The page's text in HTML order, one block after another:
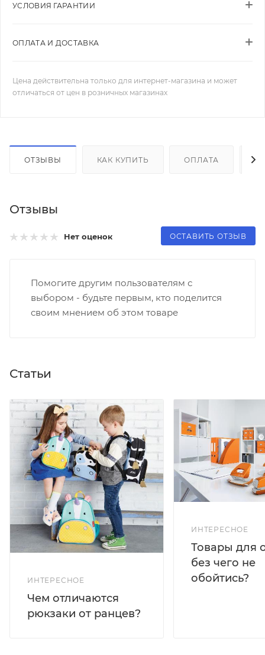
УСЛОВИЯ ГАРАНТИИ
ОПЛАТА И ДОСТАВКА
Цена действительна только для интернет-магазина и может
отличаться от цен в розничных магазинах
ОТЗЫВЫ КАК КУПИТЬ ОПЛАТА
Отзывы
Нет оценок ОСТАВИТЬ ОТЗЫВ
Помогите другим пользователям с
выбором - будьте первым, кто поделится
своим мнением об этом товаре
Статьи
ИНТЕРЕСНОЕ
Чем отличаются
рюкзаки от ранцев?
ИНТЕРЕСНОЕ
Товары для
без чего не
обойтись?